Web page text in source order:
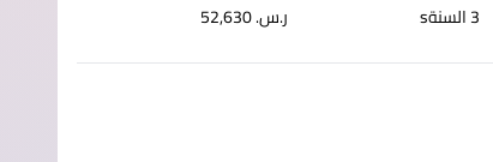
3 السنةs ر.س.‏ 52,630